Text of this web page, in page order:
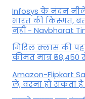
Infosys के नंदन
भारत की किस्मत,
नहीं - Navbharat
मिडिल क्लास की
कीमत मात्र
Amazon-Flipkart
लें, वरना हो सकता